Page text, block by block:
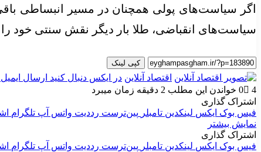
اگر سیاست‌های پولی همچنان در مسیر انبساطی باقی
سیاست‌های انقباضی، طلا بار دیگر نقش سنتی خود را
کپی لینک
اقتصاد آنلاین در ایکس دنبال کنید ارسال ایمیل
0
4
خواندن این مطلب 2 دقیقه زمان میبرد
اشتراک گذاری
فیس بوک ایکس لینکدین ‫تامبلر ‫پین‌ترست ‫رددیت واتس آپ تلگرام
نمایش بیشتر
اشتراک گذاری
فیس بوک ایکس لینکدین ‫تامبلر ‫پین‌ترست ‫رددیت واتس آپ تلگرام